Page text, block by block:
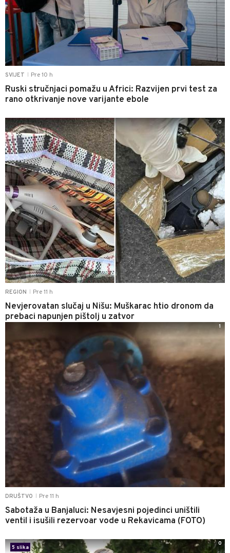
SVIJET Pre 10 h
Ruski stručnjaci pomažu u Africi: Razvijen prvi test za
rano otkrivanje nove varijante ebole
REGION Pre 11 h
Nevjerovatan slučaj u Nišu: Muškarac htio dronom da
prebaci napunjen pištolj u zatvor
0
DRUŠTVO Pre 11 h
Sabotaža u Banjaluci: Nesavjesni pojedinci uništili
ventil i isušili rezervoar vode u Rekavicama (FOTO)
1
5 slika
0